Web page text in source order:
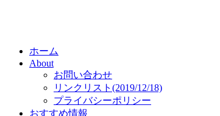
ホーム
About
お問い合わせ
リンクリスト(2019/12/18)
プライバシーポリシー
おすすめ情報